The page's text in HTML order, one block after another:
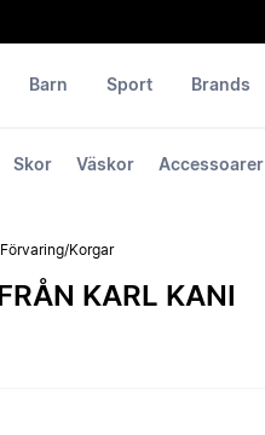
Skor Väskor Accessoarer
Barn Sport Brands
Förvaring/Korgar
KARL KANI